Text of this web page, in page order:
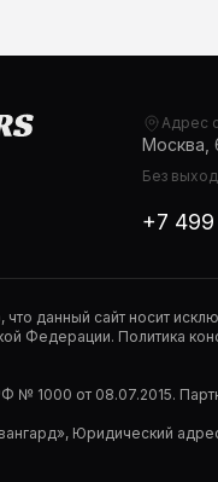
Адрес
Москва,
Без
+7
данный сайт носит
Федерации. Политика
№ 1000 от 08.07.2015.
Юридический